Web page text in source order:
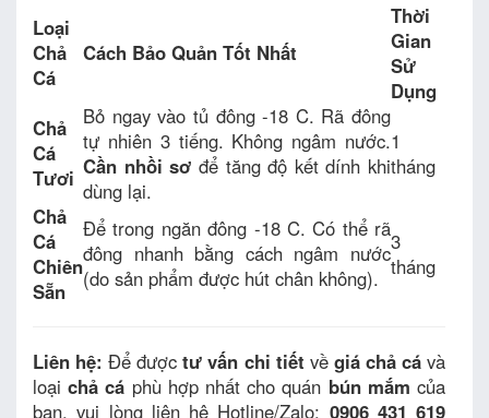
Loại
Chả
Cá
Cách Bảo Quản Tốt Nhất
Thời
Gian
Sử
Dụng
Chả
Cá
Tươi
Bỏ ngay vào tủ đông -18 C. Rã đông
tự nhiên 3 tiếng. Không ngâm nước.
Cần nhồi sơ để tăng độ kết dính khi
dùng lại.
1
tháng
Chả
Cá
Chiên
Sẵn
Để trong ngăn đông -18 C. Có thể rã
đông nhanh bằng cách ngâm nước
(do sản phẩm được hút chân không).
3
tháng
Liên hệ: Để đượctư vấn chi tiết về giá chả cávà
loạichả cá phù hợp nhất cho quán bún mắm của
bạn, vui lòng liên hệ Hotline/Zalo: 0906 431 619